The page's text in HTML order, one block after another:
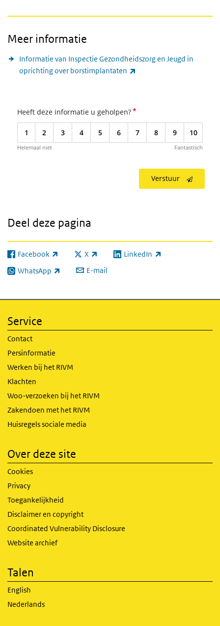
Meer informatie
Informatie van Inspectie Gezondheidszorg en Jeugd in
oprichting over borstimplantaten
Heeft deze informatie u geholpen?*
1 2 3 4 5 6 7 8 9 10
Helemaal niet Fantastisch
Verstuur
Deel deze pagina
Facebook
(externe link) X
(externe link) LinkedIn
(externe link)
WhatsApp
(externe link) E-mail
Service
Contact
Persinformatie
Werken bij het RIVM
Klachten
Woo-verzoeken bij het RIVM
Zakendoen met het RIVM
Huisregels sociale media
Over deze site
Cookies
Privacy
Toegankelijkheid
Disclaimer en copyright
Coordinated Vulnerability Disclosure
Website archief
Talen
English
Nederlands